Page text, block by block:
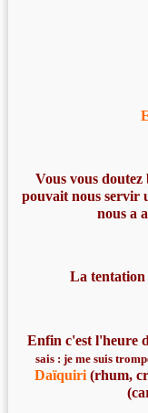
Vous vous
pouvait nous servir
nous a
La tentation
Enfin c'est l'heure
sais : je me suis
Daïquiri (rhum,